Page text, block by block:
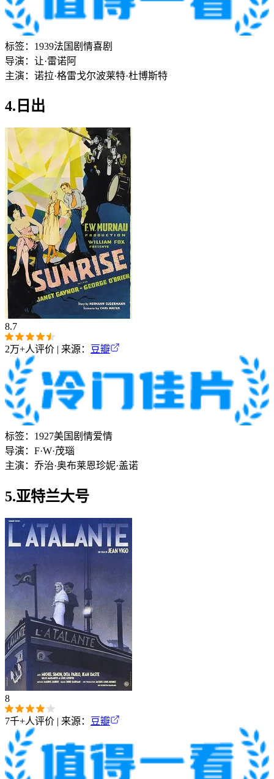
标签： 1939法国 剧情喜剧
导演： 让·雷诺阿
主演： 诺拉·格雷戈尔波莱特·杜博斯特
4.日出
8.7
2万+人评价 | 来源： 豆瓣
标签： 1927美国剧情爱情
导演： F·W·茂瑙
主演： 乔治·奥布莱恩珍妮·盖诺
5.亚特兰大号
8
7千+人评价 | 来源： 豆瓣